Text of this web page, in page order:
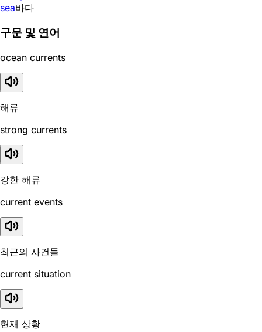
sea바다
구문 및 연어
ocean currents
해류
strong currents
강한 해류
current events
최근의 사건들
current situation
현재 상황